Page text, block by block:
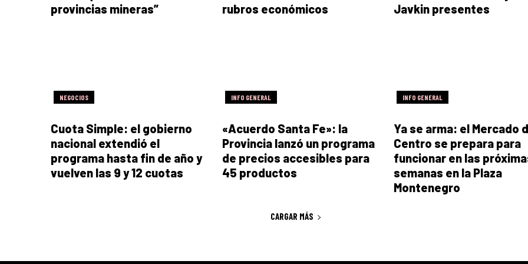
provincias mineras”
rubros económicos
Javkin presentes
NEGOCIOS
Cuota Simple: el gobierno
nacional extendió el
programa hasta fin de año y
vuelven las 9 y 12 cuotas
INFO GENERAL
«Acuerdo Santa Fe»: la
Provincia lanzó un programa
de precios accesibles para
45 productos
INFO GENERAL
Ya se arma: el Mercado
Centro se prepara para
funcionar en las
semanas en la Plaza
Montenegro
CARGAR MÁS